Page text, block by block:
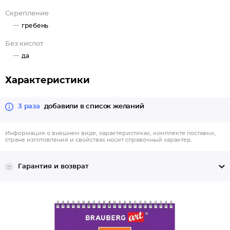
Скрепление
гребень
Без кислот
да
Характеристики
3 раза добавили в список желаний
Информация о внешнем виде, характеристиках, комплекте поставки,
стране изготовления и свойствах носит справочный характер.
Гарантия и возврат